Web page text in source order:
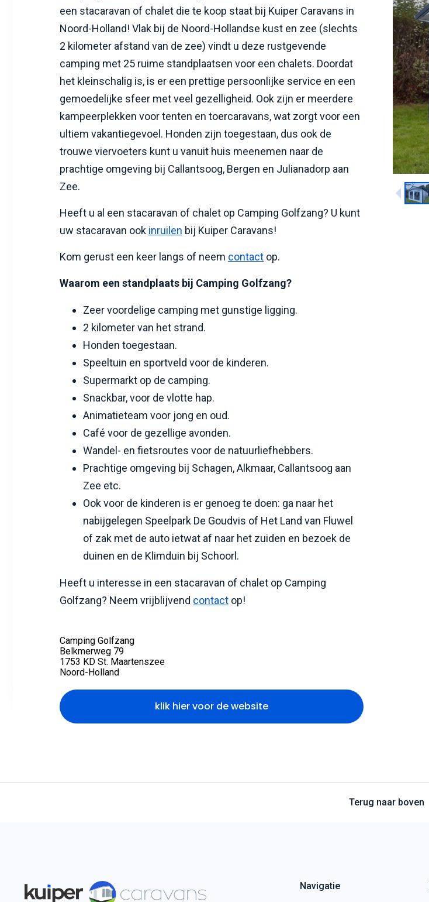
een stacaravan of chalet die te koop staat bij Kuiper Caravans in
Noord-Holland! Vlak bij de Noord-Hollandse kust en zee (slechts
2 kilometer afstand van de zee) vindt u deze rustgevende
camping met 25 ruime standplaatsen voor een chalets. Doordat
het kleinschalig is, is er een prettige persoonlijke service en een
gemoedelijke sfeer met veel gezelligheid. Ook zijn er meerdere
kampeerplekken voor tenten en toercaravans, wat zorgt voor een
ultiem vakantiegevoel. Honden zijn toegestaan, dus ook de
trouwe viervoeters kunt u vanuit huis meenemen naar de
prachtige omgeving bij Callantsoog, Bergen en Julianadorp aan
Zee.
Heeft u al een stacaravan of chalet op Camping Golfzang? U kunt
uw stacaravan ook inruilen bij Kuiper Caravans!
Kom gerust een keer langs of neem contact op.
Waarom een standplaats bij Camping Golfzang?
Zeer voordelige camping met gunstige ligging.
2 kilometer van het strand.
Honden toegestaan.
Speeltuin en sportveld voor de kinderen.
Supermarkt op de camping.
Snackbar, voor de vlotte hap.
Animatieteam voor jong en oud.
Café voor de gezellige avonden.
Wandel- en fietsroutes voor de natuurliefhebbers.
Prachtige omgeving bij Schagen, Alkmaar, Callantsoog aan
Zee etc.
Ook voor de kinderen is er genoeg te doen: ga naar het
nabijgelegen Speelpark De Goudvis of Het Land van Fluwel
of zak met de auto ietwat af naar het zuiden en bezoek de
duinen en de Klimduin bij Schoorl.
Heeft u interesse in een stacaravan of chalet op Camping
Golfzang? Neem vrijblijvend contact op!
Camping Golfzang
Belkmerweg 79
1753 KD St. Maartenszee
Noord-Holland
klik hier voor de website
Terug naar boven
Navigatie